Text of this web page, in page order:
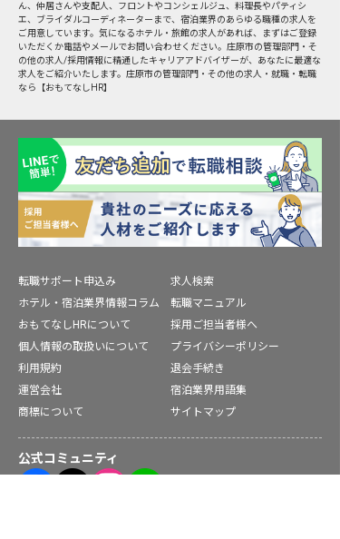
ん、仲居さんや支配人、フロントやコンシェルジュ、料理長やパティシ
エ、ブライダルコーディネーターまで、宿泊業界のあらゆる職種の求人を
ご用意しています。気になるホテル・旅館の求人があれば、まずはご登録
いただくか電話やメールでお問い合わせください。庄原市の管理部門・そ
の他の求人/採用情報に精通したキャリアアドバイザーが、あなたに最適な
求人をご紹介いたします。庄原市の管理部門・その他の求人・就職・転職
なら【おもてなしHR】
転職サポート申込み
求人検索
ホテル・宿泊業界情報コラム
転職マニュアル
おもてなしHRについて
採用ご担当者様へ
個人情報の取扱いについて
プライバシーポリシー
利用規約
退会手続き
運営会社
宿泊業界用語集
商標について
サイトマップ
公式コミュニティ